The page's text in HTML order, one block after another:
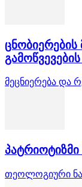
ცნობიერების
მეცნიერება და
თეოლოგიური